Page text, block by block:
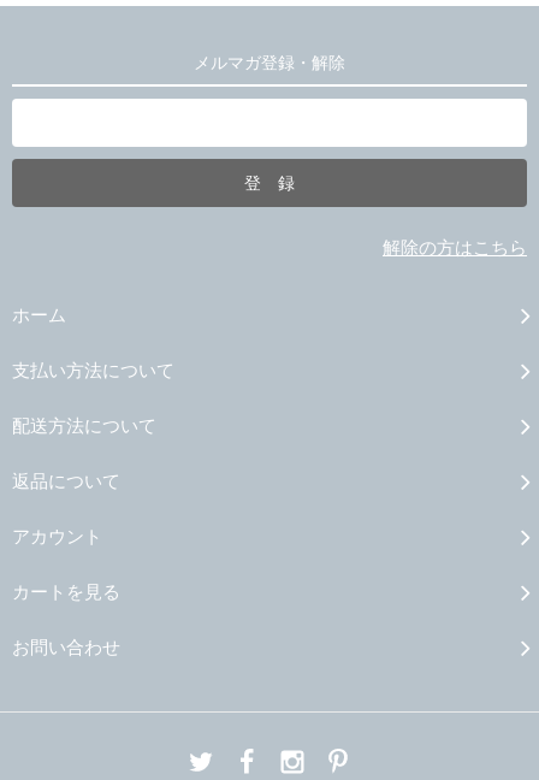
メルマガ登録・解除
解除の方はこちら
ホーム
支払い方法について
配送方法について
返品について
アカウント
カートを見る
お問い合わせ